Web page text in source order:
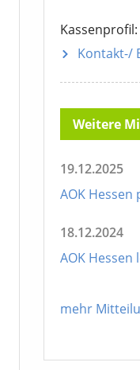
Kassenprofil:
Kontakt-/
Weitere
19.12.2025
AOK Hessen
18.12.2024
AOK
mehr